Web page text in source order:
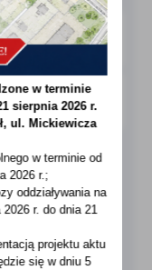
mediów
w terminie
sierpnia 2026 r.
ul. Mickiewicza
w terminie od
2026 r.;
oddziaływania na
r. do dnia 21
projektu aktu
się w dniu 5